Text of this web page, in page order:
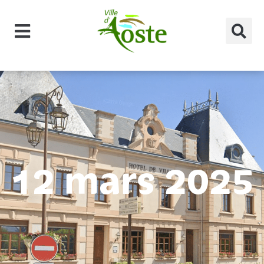
12 mars 2025